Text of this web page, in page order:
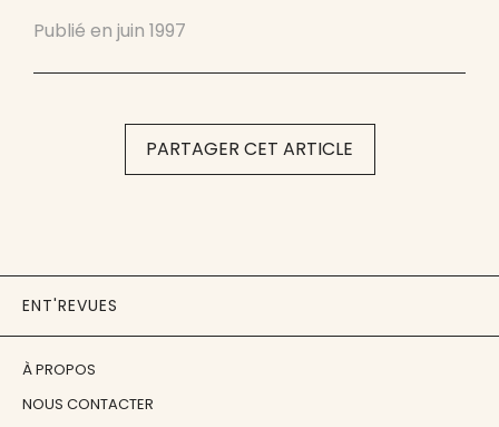
Publié en juin 1997
PARTAGER CET ARTICLE
ENT'REVUES
À PROPOS
NOUS CONTACTER